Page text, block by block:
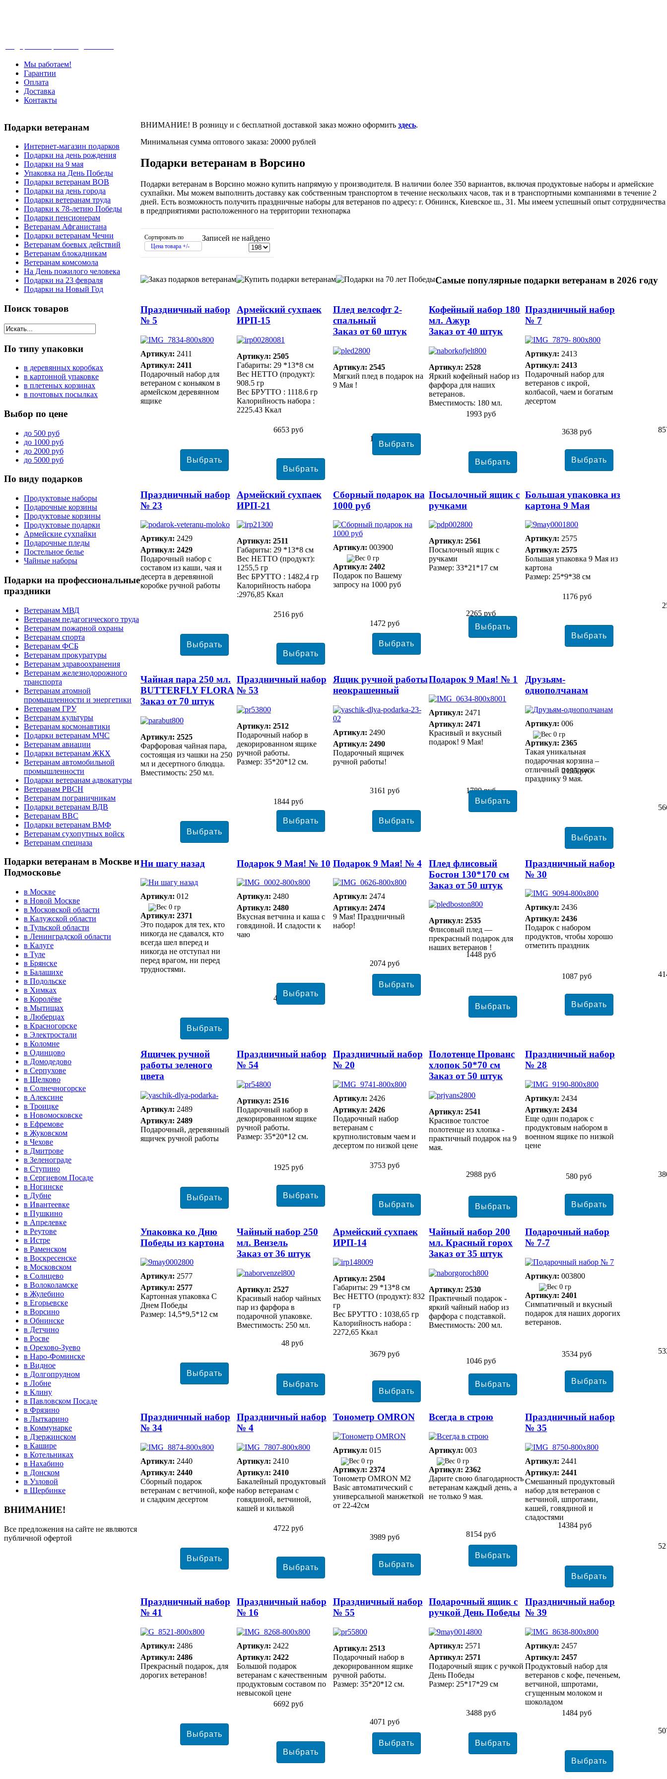
Мы работаем!
Гарантии
Оплата
Доставка
Контакты
ВНИМАНИЕ! В розницу и с бесплатной доставкой заказ можно оформить здесь.
Минимальная сумма оптового заказа: 20000 рублей
Подарки ветеранам в Ворсино
Подарки ветеранам в Ворсино можно купить напрямую у производителя. В наличии более 350 вариантов, включая продуктовые наборы и армейские
сухпайки. Мы можем выполнить доставку как собственным транспортом в течение нескольких часов, так и в транспортными компаниями в течение 2
дней. Есть возможность получить праздничные наборы для ветеранов по адресу: г. Обнинск, Киевское ш., 31. Мы имеем успешный опыт сотрудничества
в предприятиями расположенного на территории технопарка
Сортировать по
Цена товара +/-
Записей не найдено
Самые популярные подарки ветеранам в 2026 году
Праздничный набор
№ 5
Артикул: 2411
Артикул: 2411
Подарочный набор для
ветераном с коньяком в
армейском деревянном
ящике
6653 руб
Армейский сухпаек
ИРП-15
Артикул: 2505
Габариты: 29 *13*8 см
Вес НЕТТО (продукт):
908.5 гр
Вес БРУТТО : 1118.6 гр
Калорийность набора :
2225.43 Ккал
1078 руб
Плед велсофт 2-
спальный
Заказ от 60 штук
Артикул: 2545
Мягкий плед в подарок на
9 Мая !
1993 руб
Кофейный набор 180
мл. Ажур
Заказ от 40 штук
Артикул: 2528
Яркий кофейный набор из
фарфора для наших
ветеранов.
Вместимость: 180 мл.
3638 руб
Праздничный набор
№ 7
Артикул: 2413
Артикул: 2413
Подарочный набор для
ветеранов с икрой,
колбасой, чаем и богатым
десертом
Праздничный набор
№ 23
Артикул: 2429
Артикул: 2429
Подарочный набор с
составом из каши, чая и
десерта в деревянной
коробке ручной работы
2516 руб
Армейский сухпаек
ИРП-21
Артикул: 2511
Габариты: 29 *13*8 см
Вес НЕТТО (продукт):
1255,5 гр
Вес БРУТТО : 1482,4 гр
Калорийность набора
:2976,85 Ккал
1472 руб
Сборный подарок на
1000 руб
Артикул: 003900
0 гр
Артикул: 2402
Подарок по Вашему
запросу на 1000 руб
2265 руб
Посылочный ящик с
ручками
Артикул: 2561
Посылочный ящик с
ручками
Размер: 33*21*17 см
1176 руб
Большая упаковка из
картона 9 Мая
Артикул: 2575
Артикул: 2575
Большая упаковка 9 Мая из
картона
Размер: 25*9*38 см
Чайная пара 250 мл.
BUTTERFLY FLORA
Заказ от 70 штук
Артикул: 2525
Фарфоровая чайная пара,
состоящая из чашки на 250
мл и десертного блюдца.
Вместимость: 250 мл.
1844 руб
Праздничный набор
№ 53
Артикул: 2512
Подарочный набор в
декорированном ящике
ручной работы.
Размер: 35*20*12 см.
3161 руб
Ящик ручной работы
неокрашенный
Артикул: 2490
Артикул: 2490
Подарочный ящичек
ручной работы!
1789 руб
Подарок 9 Мая! № 1
Артикул: 2471
Артикул: 2471
Красивый и вкусный
подарок! 9 Мая!
2195 руб
Друзьям-
однополчанам
Артикул: 006
0 гр
Артикул: 2365
Такая уникальная
подарочная корзина –
отличный подарок к
празднику 9 мая.
Ни шагу назад
Артикул: 012
0 гр
Артикул: 2371
Это подарок для тех, кто
никогда не сдавался, кто
всегда шел вперед и
никогда не отступал ни
перед врагом, ни перед
трудностями.
4983 руб
Подарок 9 Мая! № 10
Артикул: 2480
Артикул: 2480
Вкусная ветчина и каша с
говядиной. И сладости к
чаю
2074 руб
Подарок 9 Мая! № 4
Артикул: 2474
Артикул: 2474
9 Мая! Праздничный
набор!
1448 руб
Плед флисовый
Бостон 130*170 см
Заказ от 50 штук
Артикул: 2535
Флисовый плед —
прекрасный подарок для
наших ветеранов !
1087 руб
Праздничный набор
№ 30
Артикул: 2436
Артикул: 2436
Подарок с набором
продуктов, чтобы хорошо
отметить праздник
Ящичек ручной
работы зеленого
цвета
Артикул: 2489
Артикул: 2489
Подарочный, деревянный
ящичек ручной работы
1925 руб
Праздничный набор
№ 54
Артикул: 2516
Подарочный набор в
декорированном ящике
ручной работы.
Размер: 35*20*12 см.
3753 руб
Праздничный набор
№ 20
Артикул: 2426
Артикул: 2426
Подарочный набор
ветеранам с
крупнолистовым чаем и
десертом по низкой цене
2988 руб
Полотенце Прованс
хлопок 50*70 см
Заказ от 50 штук
Артикул: 2541
Красивое толстое
полотенце из хлопка -
практичный подарок на 9
мая.
580 руб
Праздничный набор
№ 28
Артикул: 2434
Артикул: 2434
Еще один подарок с
продуктовым набором в
военном ящике по низкой
цене
Упаковка ко Дню
Победы из картона
Артикул: 2577
Артикул: 2577
Картонная упаковка С
Днем Победы
Размер: 14,5*9,5*12 см
48 руб
Чайный набор 250
мл. Вензель
Заказ от 36 штук
Артикул: 2527
Красивый набор чайных
пар из фарфора в
подарочной упаковке.
Вместимость: 250 мл.
3679 руб
Армейский сухпаек
ИРП-14
Артикул: 2504
Габариты: 29 *13*8 см
Вес НЕТТО (продукт): 832
гр
Вес БРУТТО : 1038,65 гр
Калорийность набора :
2272,65 Ккал
1046 руб
Чайный набор 200
мл. Красный горох
Заказ от 35 штук
Артикул: 2530
Практичный подарок -
яркий чайный набор из
фарфора с подставкой.
Вместимость: 200 мл.
3534 руб
Подарочный набор
№ 7-7
Артикул: 003800
0 гр
Артикул: 2401
Симпатичный и вкусный
подарок для наших дорогих
ветеранов.
Праздничный набор
№ 34
Артикул: 2440
Артикул: 2440
Сборный подарок
ветеранам с ветчиной, кофе
и сладким десертом
4722 руб
Праздничный набор
№ 4
Артикул: 2410
Артикул: 2410
Бакалейный продуктовый
набор ветеранам с
говядиной, ветчиной,
кашей и килькой
3989 руб
Тонометр ОMRON
Артикул: 015
0 гр
Артикул: 2374
Тонометр ОMRON M2
Basic автоматический с
универсальной манжеткой
от 22-42см
8154 руб
Всегда в строю
Артикул: 003
0 гр
Артикул: 2362
Дарите свою благодарность
ветеранам каждый день, а
не только 9 мая.
14384 руб
Праздничный набор
№ 35
Артикул: 2441
Артикул: 2441
Смешанный продуктовый
набор для ветеранов с
ветчиной, шпротами,
кашей, говядиной и
сладостями
Праздничный набор
№ 41
Артикул: 2486
Артикул: 2486
Прекрасный подарок, для
дорогих ветеранов!
6692 руб
Праздничный набор
№ 16
Артикул: 2422
Артикул: 2422
Большой подарок
ветеранам с качественным
продуктовым составом по
невысокой цене
4071 руб
Праздничный набор
№ 55
Артикул: 2513
Подарочный набор в
декорированном ящике
ручной работы.
Размер: 35*20*12 см.
3488 руб
Подарочный ящик с
ручкой День Победы
Артикул: 2571
Артикул: 2571
Подарочный ящик с ручкой
День Победы
Размер: 25*17*29 см
1484 руб
Праздничный набор
№ 39
Артикул: 2457
Артикул: 2457
Продуктовый набор для
ветеранов с кофе, печеньем,
ветчиной, шпротами,
сгущенным молоком и
шоколадом
Подарки ветеранам
Интернет-магазин подарков
Подарки на день рождения
Подарки на 9 мая
Упаковка на День Победы
Подарки ветеранам ВОВ
Подарки на день города
Подарки ветеранам труда
Подарки к 78-летию Победы
Подарки пенсионерам
Ветеранам Афганистана
Подарки ветеранам Чечни
Ветеранам боевых действий
Ветеранам блокадникам
Ветеранам комсомола
На День пожилого человека
Подарки на 23 февраля
Подарки на Новый Год
Поиск товаров
По типу упаковки
в деревянных коробках
в картонной упаковке
в плетеных корзинах
в почтовых посылках
Выбор по цене
до 500 руб
до 1000 руб
до 2000 руб
до 5000 руб
По виду подарков
Продуктовые наборы
Подарочные корзины
Продуктовые корзины
Продуктовые подарки
Армейские сухпайки
Подарочные пледы
Постельное белье
Чайные наборы
Подарки на профессиональные
праздники
Ветеранам МВД
Ветеранам педагогического труда
Ветеранам пожарной охраны
Ветеранам спорта
Ветеранам ФСБ
Ветеранам прокуратуры
Ветеранам здравоохранения
Ветеранам железнодорожного
транспорта
Ветеранам атомной
промышленности и энергетики
Ветеранам ГРУ
Ветеранам культуры
Ветеранам космонавтики
Подарки ветеранам МЧС
Ветеранам авиации
Подарки ветеранам ЖКХ
Ветеранам автомобильной
промышленности
Подарки ветеранам адвокатуры
Ветеранам РВСН
Ветеранам пограничникам
Подарки ветеранам ВДВ
Ветеранам ВВС
Подарки ветеранам ВМФ
Ветеранам сухопутных войск
Ветеранам спецназа
Подарки ветеранам в Москве и
Подмосковье
в Москве
в Новой Москве
в Московской области
в Калужской области
в Тульской области
в Ленинградской области
в Калуге
в Туле
в Брянске
в Балашихе
в Подольске
в Химках
в Королёве
в Мытищах
в Люберцах
в Красногорске
в Электростали
в Коломне
в Одинцово
в Домодедово
в Серпухове
в Щелково
в Солнечногорске
в Алексине
в Троицке
в Новомосковске
в Ефремове
в Жуковском
в Чехове
в Дмитрове
в Зеленограде
в Ступино
в Сергиевом Посаде
в Ногинске
в Дубне
в Ивантеевке
в Пушкино
в Апрелевке
в Реутове
в Истре
в Раменском
в Воскресенске
в Московском
в Солнцево
в Волоколамске
в Жулебино
в Егорьевске
в Ворсино
в Обнинске
в Детчино
в Росве
в Орехово-Зуево
в Наро-Фоминске
в Видное
в Долгопрудном
в Лобне
в Клину
в Павловском Посаде
в Фрязино
в Лыткарино
в Коммунарке
в Дзержинском
в Кашире
в Котельниках
в Нахабино
в Донском
в Узловой
в Щербинке
ВНИМАНИЕ!
Все предложения на сайте не являются
публичной офертой